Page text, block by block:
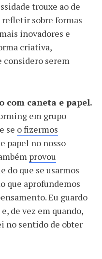
trouxe ao de
sobre formas
inovadores e
criativa,
considero serem
com caneta e papel.
em grupo
se o fizermos
papel no nosso
provou
do que se usarmos
que aprofundemos
Eu guardo
de vez em quando,
no sentido de obter